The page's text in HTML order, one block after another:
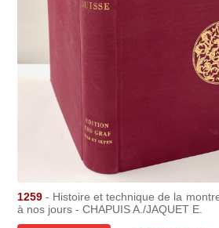
1259 - Histoire et technique de la
à nos jours - CHAPUIS A./JAQUET E.